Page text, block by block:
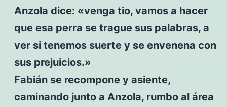
Anzola dice: «venga tio, vamos a hacer
que esa perra se trague sus palabras, a
ver si tenemos suerte y se envenena con
sus prejuicios.»
Fabián se recompone y asiente,
caminando junto a Anzola, rumbo al área